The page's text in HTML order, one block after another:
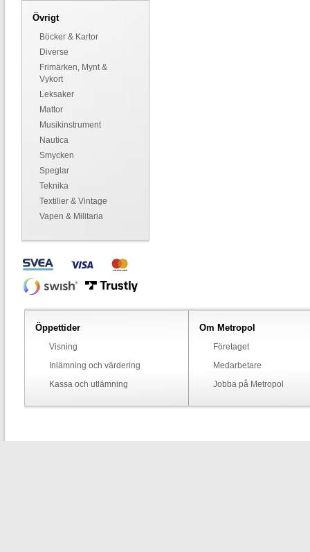
Övrigt
Böcker & Kartor
Diverse
Frimärken, Mynt &
Vykort
Leksaker
Mattor
Musikinstrument
Nautica
Smycken
Speglar
Teknika
Textilier & Vintage
Vapen & Militaria
Öppettider
Visning
Inlämning och värdering
Kassa och utlämning
Om Metropol
Företaget
Medarbetare
Jobba på Metropol